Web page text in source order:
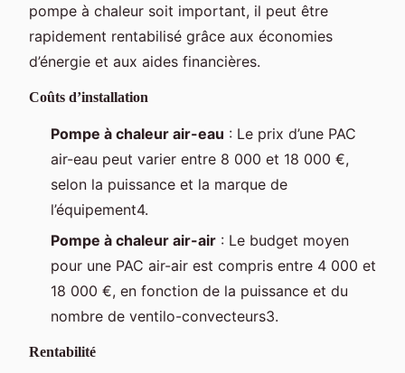
pompe à chaleur soit important, il peut être
rapidement rentabilisé grâce aux économies
d’énergie et aux aides financières.
Coûts d’installation
Pompe à chaleur air-eau : Le prix d’une PAC
air-eau peut varier entre 8 000 et 18 000 €,
selon la puissance et la marque de
l’équipement4.
Pompe à chaleur air-air : Le budget moyen
pour une PAC air-air est compris entre 4 000 et
18 000 €, en fonction de la puissance et du
nombre de ventilo-convecteurs3.
Rentabilité